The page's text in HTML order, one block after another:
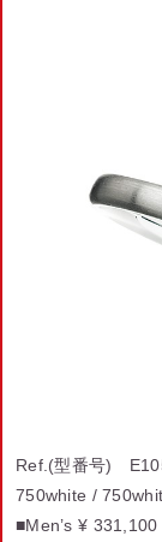
Ref.(型番号)
750white /
■Men’s ¥